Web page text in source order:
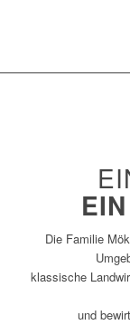
Die Familie
klassische
und